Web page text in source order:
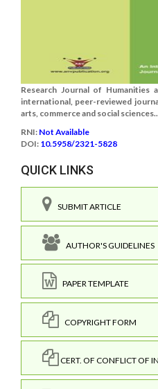
Research Journal of Humanities
international, peer-reviewed
arts, commerce and social
RNI: Not Available
DOI: 10.5958/2321-5828
QUICK LINKS
SUBMIT ARTICLE
AUTHOR'S GUIDELINES
PAPER TEMPLATE
COPYRIGHT FORM
CERT. OF CONFLICT OF